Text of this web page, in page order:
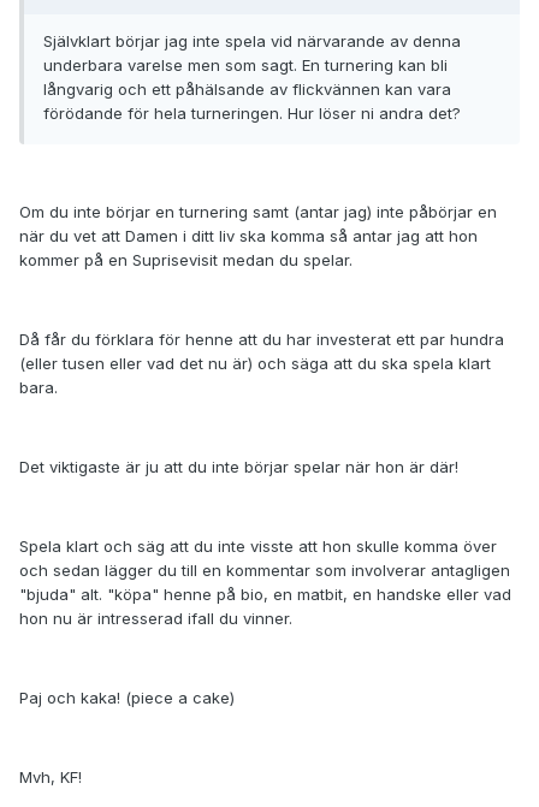
Självklart börjar jag inte spela vid närvarande av denna
underbara varelse men som sagt. En turnering kan bli
långvarig och ett påhälsande av flickvännen kan vara
förödande för hela turneringen. Hur löser ni andra det?
Om du inte börjar en turnering samt (antar jag) inte påbörjar en
när du vet att Damen i ditt liv ska komma så antar jag att hon
kommer på en Suprisevisit medan du spelar.
Då får du förklara för henne att du har investerat ett par hundra
(eller tusen eller vad det nu är) och säga att du ska spela klart
bara.
Det viktigaste är ju att du inte börjar spelar när hon är där!
Spela klart och säg att du inte visste att hon skulle komma över
och sedan lägger du till en kommentar som involverar antagligen
"bjuda" alt. "köpa" henne på bio, en matbit, en handske eller vad
hon nu är intresserad ifall du vinner.
Paj och kaka! (piece a cake)
Mvh, KF!